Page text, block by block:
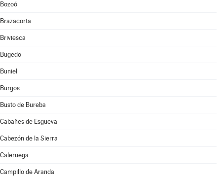
Bozoó
Brazacorta
Briviesca
Bugedo
Buniel
Burgos
Busto de Bureba
Cabañes de Esgueva
Cabezón de la Sierra
Caleruega
Campillo de Aranda